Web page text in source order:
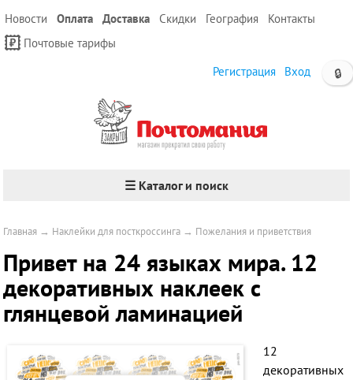
Новости Оплата Доставка Скидки География
Контакты
Почтовые тарифы
🔒
Регистрация Вход
☰ Каталог и поиск
Главная → Наклейки для посткроссинга → Пожелания и приветствия
Привет на 24 языках мира. 12
декоративных наклеек с
глянцевой ламинацией
12
декоративных